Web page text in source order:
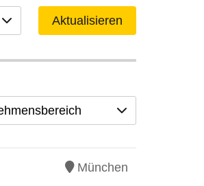
Aktualisieren
München